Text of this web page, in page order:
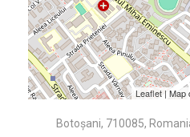
Leaflet | Map
Botoșani, 710085,